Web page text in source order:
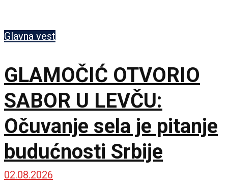
Glavna vest
GLAMOČIĆ OTVORIO
SABOR U LEVČU:
Očuvanje sela je pitanje
budućnosti Srbije
02.08.2026